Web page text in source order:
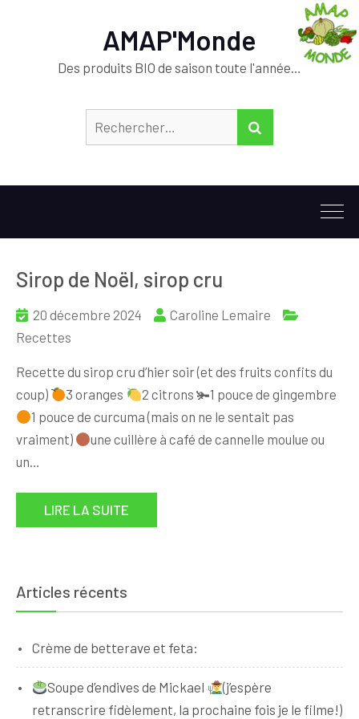
AMAP'Monde
Des produits BIO de saison toute l'année…
Sirop de Noël, sirop cru
20 décembre 2024
Caroline Lemaire
Recettes
Recette du sirop cru d’hier soir (et des fruits confits du
coup)
3 oranges
2 citrons 🫚1 pouce de gingembre
1 pouce de curcuma (mais on ne le sentait pas
vraiment)
une cuillère à café de cannelle moulue ou
un…
LIRE LA SUITE
Articles récents
Crème de betterave et feta:
Soupe d’endives de Mickael
(j’espère
retranscrire fidèlement, la prochaine fois je le filme!)